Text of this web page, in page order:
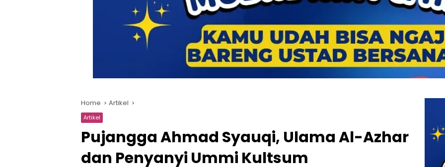
Home Artikel
Artikel
Pujangga Ahmad Syauqi, Ulama Al-Azhar
dan Penyanyi Ummi Kultsum